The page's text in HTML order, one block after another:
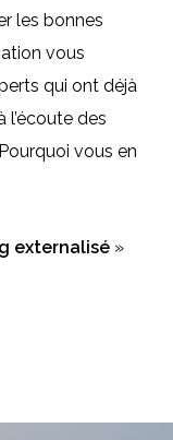
les bonnes
vous
qui ont déjà
des
vous en
externalisé »